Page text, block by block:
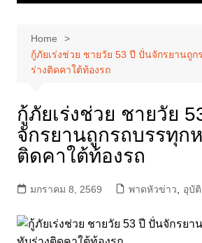
Home
กู้ภัยเร่งช่วย ชายวัย 53 ปี ปั่นจักรยานถู
ร่างติดคาใต้ท้องรถ
กู้ภัยเร่งช่วย ชายวัย
จักรยานถูกรถบรรทุก
ติดคาใต้ท้องรถ
มกราคม 8, 2569 พาดหัวข่าว อุบั